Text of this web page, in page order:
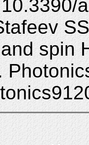
spin